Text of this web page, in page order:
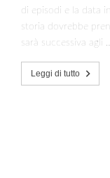
di episodi e la data
storia dovrebbe
sarà successiva agli
Leggi di tutto